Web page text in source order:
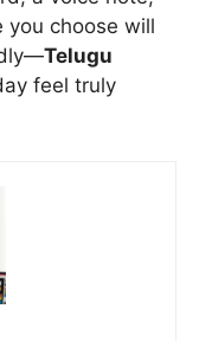
you choose will
Telugu
feel truly